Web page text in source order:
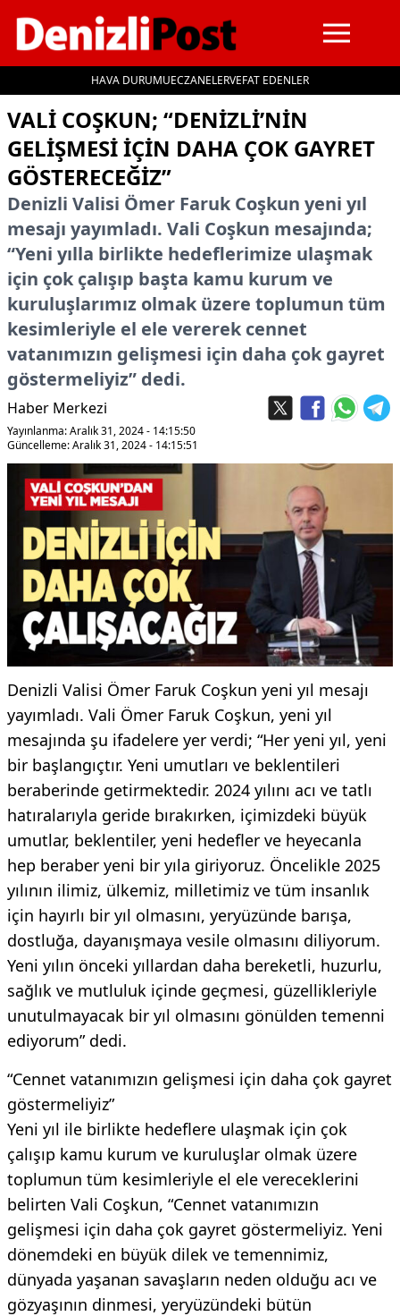
HAVA DURUMUECZANELERVEFAT EDENLER
İçeriğe geç
VALI COŞKUN; “DENIZLI’NIN
GELIŞMESI IÇIN DAHA ÇOK GAYRET
GÖSTERECEĞIZ”
Denizli Valisi Ömer Faruk Coşkun yeni yıl
mesajı yayımladı. Vali Coşkun mesajında;
“Yeni yılla birlikte hedeflerimize ulaşmak
için çok çalışıp başta kamu kurum ve
kuruluşlarımız olmak üzere toplumun tüm
kesimleriyle el ele vererek cennet
vatanımızın gelişmesi için daha çok gayret
göstermeliyiz” dedi.
Haber Merkezi
Yayınlanma: Aralık 31, 2024 - 14:15:50
Güncelleme: Aralık 31, 2024 - 14:15:51
Denizli Valisi Ömer Faruk Coşkun yeni yıl mesajı
yayımladı. Vali Ömer Faruk Coşkun, yeni yıl
mesajında şu ifadelere yer verdi; “Her yeni yıl, yeni
bir başlangıçtır. Yeni umutları ve beklentileri
beraberinde getirmektedir. 2024 yılını acı ve tatlı
hatıralarıyla geride bırakırken, içimizdeki büyük
umutlar, beklentiler, yeni hedefler ve heyecanla
hep beraber yeni bir yıla giriyoruz. Öncelikle 2025
yılının ilimiz, ülkemiz, milletimiz ve tüm insanlık
için hayırlı bir yıl olmasını, yeryüzünde barışa,
dostluğa, dayanışmaya vesile olmasını diliyorum.
Yeni yılın önceki yıllardan daha bereketli, huzurlu,
sağlık ve mutluluk içinde geçmesi, güzellikleriyle
unutulmayacak bir yıl olmasını gönülden temenni
ediyorum” dedi.
“Cennet vatanımızın gelişmesi için daha çok gayret
göstermeliyiz”
Yeni yıl ile birlikte hedeflere ulaşmak için çok
çalışıp kamu kurum ve kuruluşlar olmak üzere
toplumun tüm kesimleriyle el ele vereceklerini
belirten Vali Coşkun, “Cennet vatanımızın
gelişmesi için daha çok gayret göstermeliyiz. Yeni
dönemdeki en büyük dilek ve temennimiz,
dünyada yaşanan savaşların neden olduğu acı ve
gözyaşının dinmesi, yeryüzündeki bütün